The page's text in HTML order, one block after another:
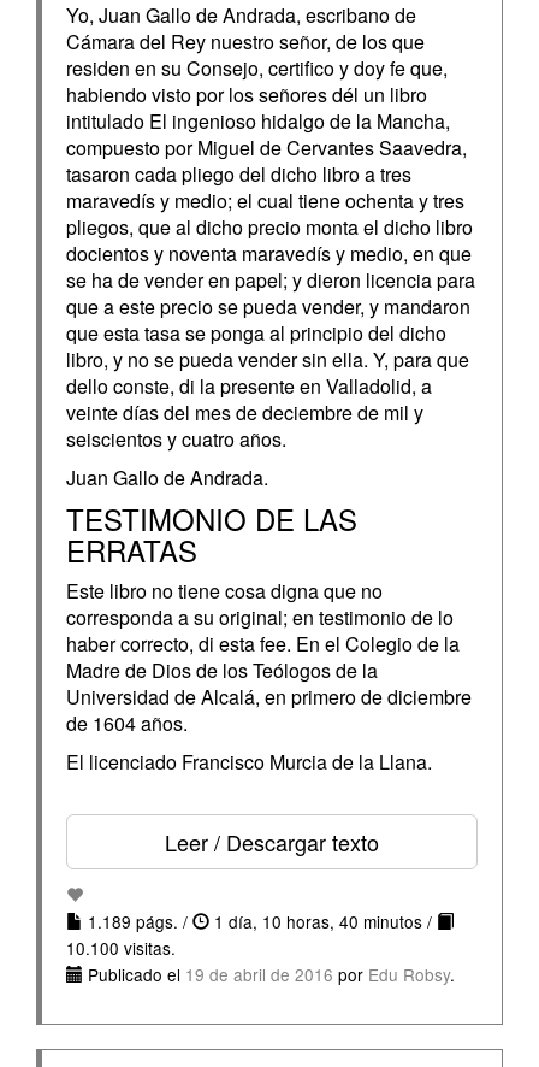
Yo, Juan Gallo de Andrada, escribano de
Cámara del Rey nuestro señor, de los que
residen en su Consejo, certifico y doy fe que,
habiendo visto por los señores dél un libro
intitulado El ingenioso hidalgo de la Mancha,
compuesto por Miguel de Cervantes Saavedra,
tasaron cada pliego del dicho libro a tres
maravedís y medio; el cual tiene ochenta y tres
pliegos, que al dicho precio monta el dicho libro
docientos y noventa maravedís y medio, en que
se ha de vender en papel; y dieron licencia para
que a este precio se pueda vender, y mandaron
que esta tasa se ponga al principio del dicho
libro, y no se pueda vender sin ella. Y, para que
dello conste, di la presente en Valladolid, a
veinte días del mes de deciembre de mil y
seiscientos y cuatro años.
Juan Gallo de Andrada.
TESTIMONIO DE LAS
ERRATAS
Este libro no tiene cosa digna que no
corresponda a su original; en testimonio de lo
haber correcto, di esta fee. En el Colegio de la
Madre de Dios de los Teólogos de la
Universidad de Alcalá, en primero de diciembre
de 1604 años.
El licenciado Francisco Murcia de la Llana.
Leer / Descargar texto
1.189 págs. /
1 día, 10 horas, 40 minutos /
10.100 visitas.
Publicado el 19 de abril de 2016 por Edu Robsy.